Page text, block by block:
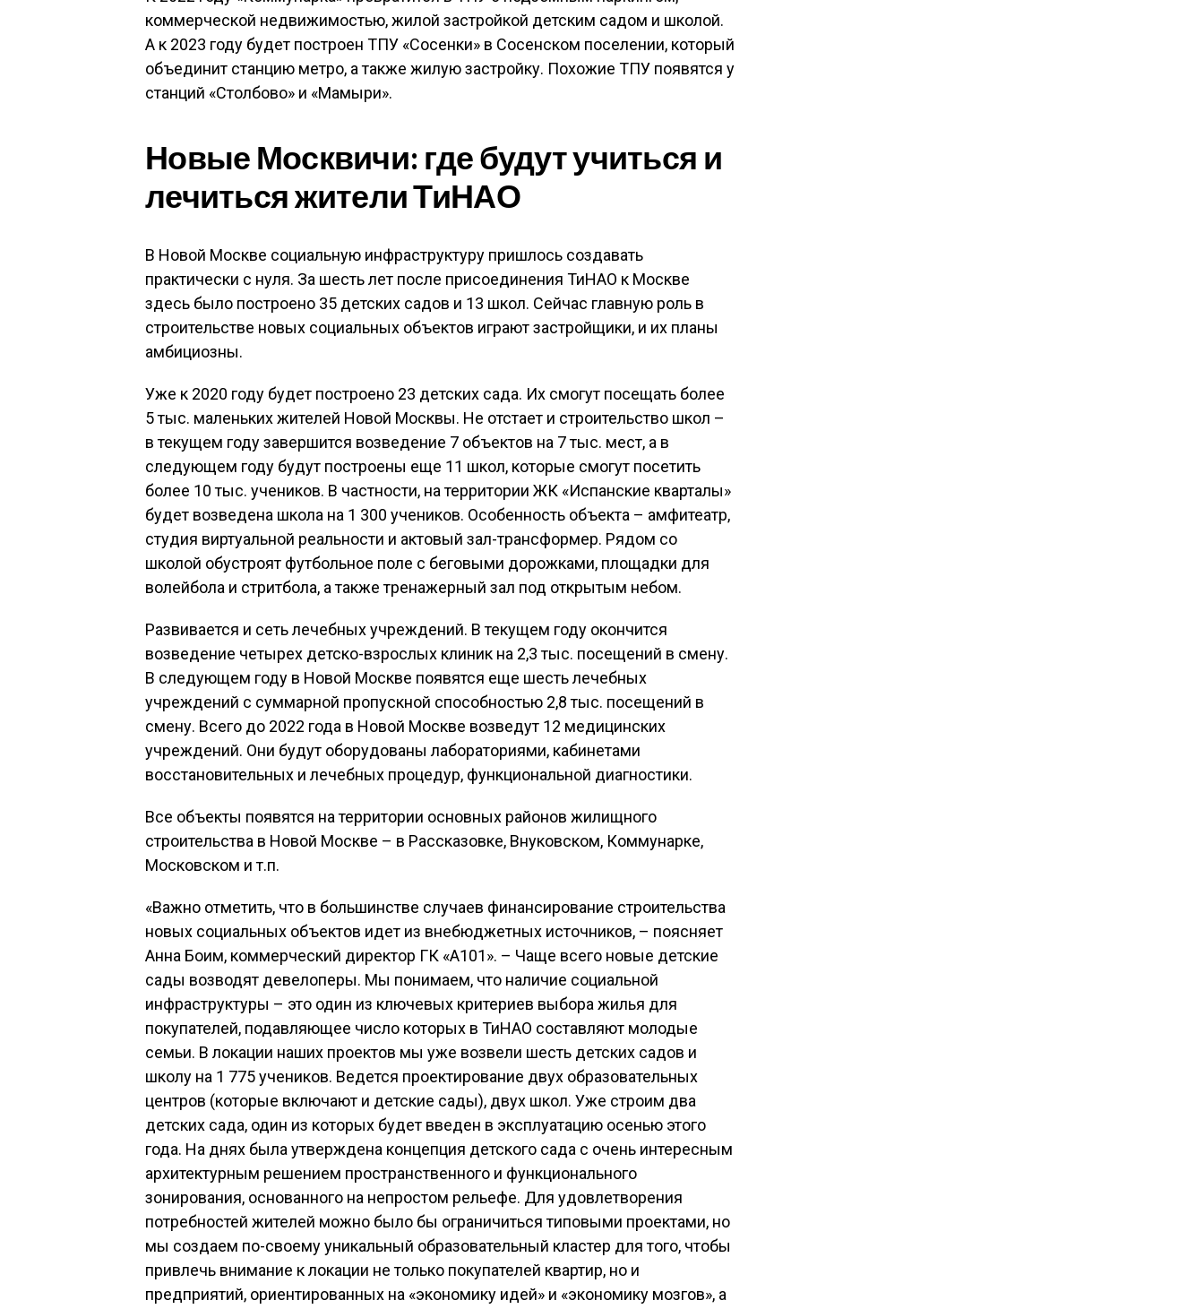
коммерческой недвижимостью, жилой застройкой детским садом и школой.
А к 2023 году будет построен ТПУ «Сосенки» в Сосенском поселении, который
объединит станцию метро, а также жилую застройку. Похожие ТПУ появятся у
станций «Столбово» и «Мамыри».
Новые Москвичи: где будут учиться и
лечиться жители ТиНАО
В Новой Москве социальную инфраструктуру пришлось создавать
практически с нуля. За шесть лет после присоединения ТиНАО к Москве
здесь было построено 35 детских садов и 13 школ. Сейчас главную роль в
строительстве новых социальных объектов играют застройщики, и их планы
амбициозны.
Уже к 2020 году будет построено 23 детских сада. Их смогут посещать более
5 тыс. маленьких жителей Новой Москвы. Не отстает и строительство школ –
в текущем году завершится возведение 7 объектов на 7 тыс. мест, а в
следующем году будут построены еще 11 школ, которые смогут посетить
более 10 тыс. учеников. В частности, на территории ЖК «Испанские кварталы»
будет возведена школа на 1 300 учеников. Особенность объекта – амфитеатр,
студия виртуальной реальности и актовый зал-трансформер. Рядом со
школой обустроят футбольное поле с беговыми дорожками, площадки для
волейбола и стритбола, а также тренажерный зал под открытым небом.
Развивается и сеть лечебных учреждений. В текущем году окончится
возведение четырех детско-взрослых клиник на 2,3 тыс. посещений в смену.
В следующем году в Новой Москве появятся еще шесть лечебных
учреждений с суммарной пропускной способностью 2,8 тыс. посещений в
смену. Всего до 2022 года в Новой Москве возведут 12 медицинских
учреждений. Они будут оборудованы лабораториями, кабинетами
восстановительных и лечебных процедур, функциональной диагностики.
Все объекты появятся на территории основных районов жилищного
строительства в Новой Москве – в Рассказовке, Внуковском, Коммунарке,
Московском и т.п.
«Важно отметить, что в большинстве случаев финансирование строительства
новых социальных объектов идет из внебюджетных источников, – поясняет
Анна Боим, коммерческий директор ГК «А101». – Чаще всего новые детские
сады возводят девелоперы. Мы понимаем, что наличие социальной
инфраструктуры – это один из ключевых критериев выбора жилья для
покупателей, подавляющее число которых в ТиНАО составляют молодые
семьи. В локации наших проектов мы уже возвели шесть детских садов и
школу на 1 775 учеников. Ведется проектирование двух образовательных
центров (которые включают и детские сады), двух школ. Уже строим два
детских сада, один из которых будет введен в эксплуатацию осенью этого
года. На днях была утверждена концепция детского сада с очень интересным
архитектурным решением пространственного и функционального
зонирования, основанного на непростом рельефе. Для удовлетворения
потребностей жителей можно было бы ограничиться типовыми проектами, но
мы создаем по-своему уникальный образовательный кластер для того, чтобы
привлечь внимание к локации не только покупателей квартир, но и
предприятий, ориентированных на «экономику идей» и «экономику мозгов», а